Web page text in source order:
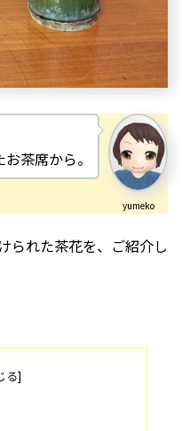
yumeko
茶席から。
られた茶花を、ご紹介し